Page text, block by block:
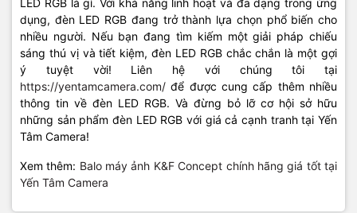
LED RGB là gì. Với khả năng linh hoạt và đa dạng trong ứng
dụng, đèn LED RGB đang trở thành lựa chọn phổ biến cho
nhiều người. Nếu bạn đang tìm kiếm một giải pháp chiếu
sáng thú vị và tiết kiệm, đèn LED RGB chắc chắn là một gợi
ý tuyệt vời! Liên hệ với chúng tôi tại
https://yentamcamera.com/ để được cung cấp thêm nhiều
thông tin về đèn LED RGB. Và đừng bỏ lỡ cơ hội sở hữu
những sản phẩm đèn LED RGB với giá cả cạnh tranh tại Yến
Tâm Camera!
Xem thêm: Balo máy ảnh K&F Concept chính hãng giá tốt tại
Yến Tâm Camera